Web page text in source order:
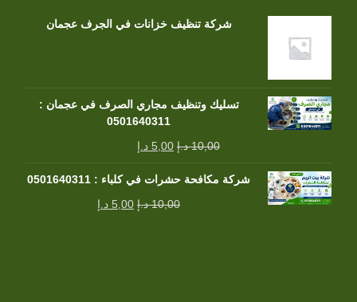
شركة تنظيف خزانات في الجرف عجمان
تسليك وتنظيف مجاري الصرف في عجمان :
0501640311
10,00 د.إ 5,00 د.إ
شركة مكافحة حشرات في كلباء : 0501640311
10,00 د.إ 5,00 د.إ